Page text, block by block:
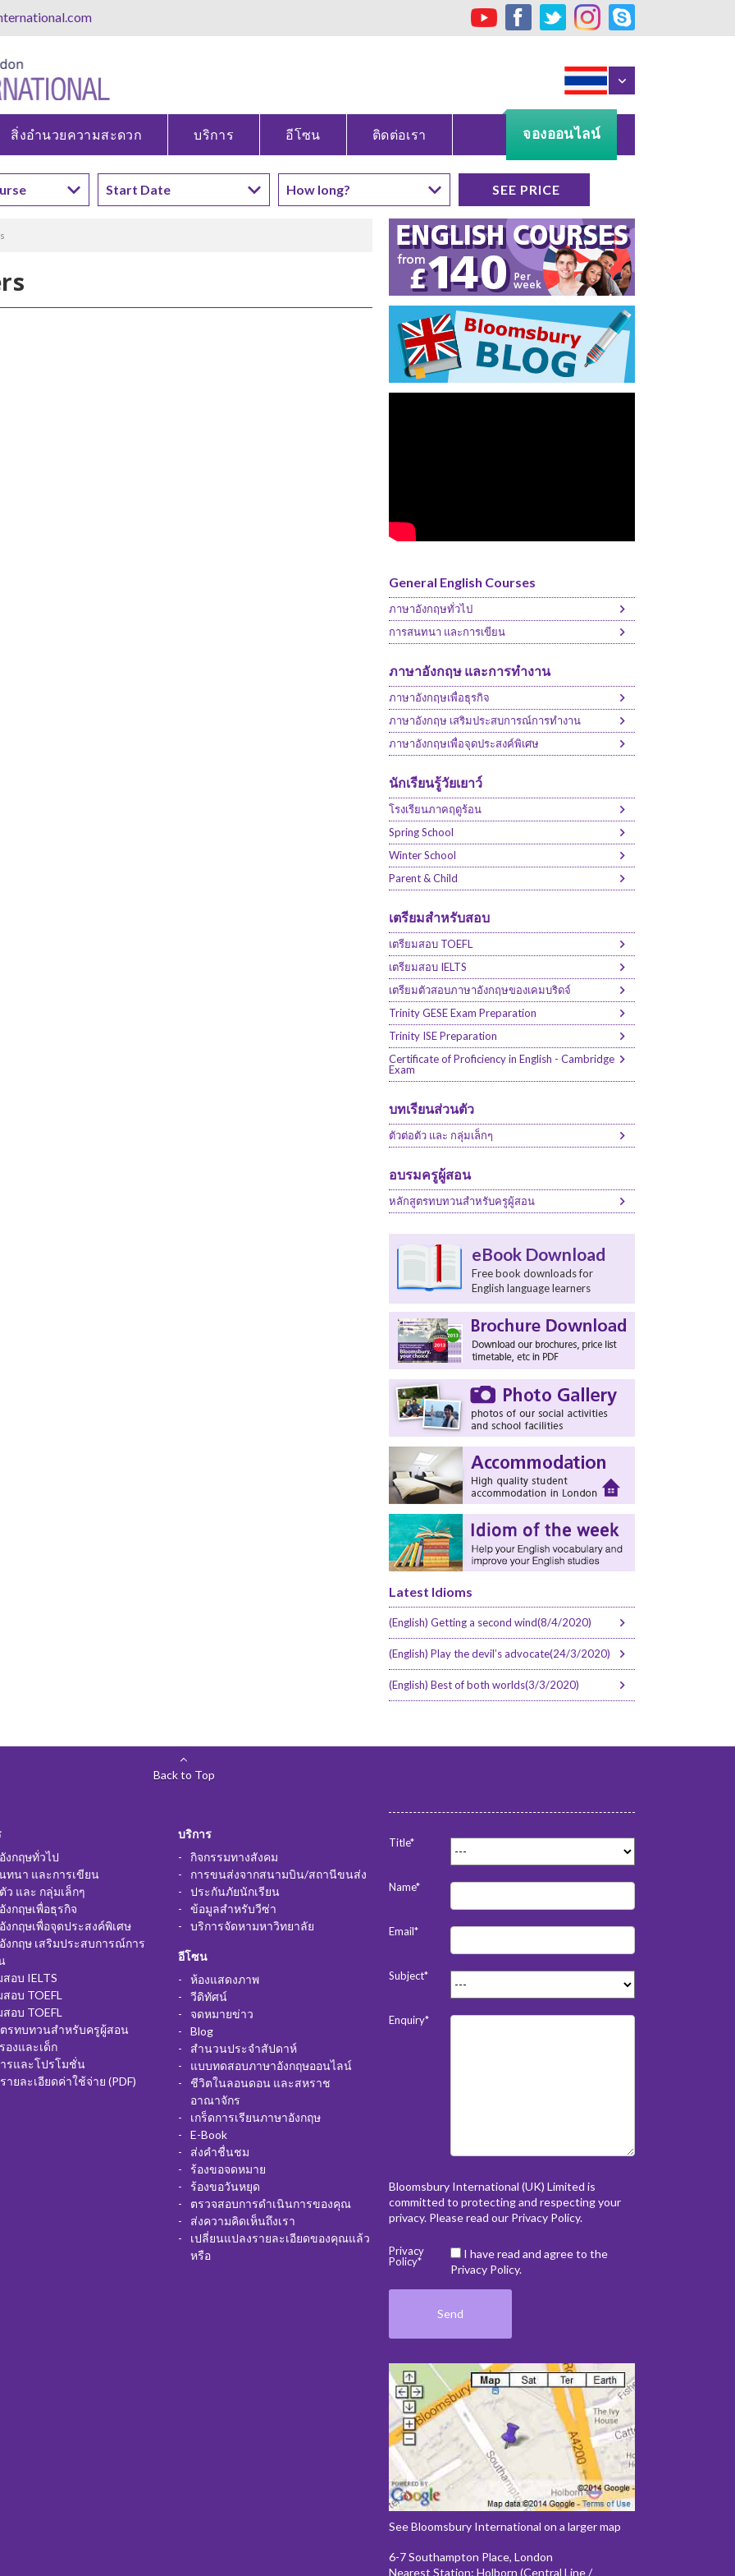
สิ่งอำนวยความสะดวก บริการ อีโซน ติดต่อเรา จองออนไลน์
General English Courses
ภาษาอังกฤษทั่วไป
การสนทนา และการเขียน
ภาษาอังกฤษ และการทำงาน
ภาษาอังกฤษเพื่อธุรกิจ
ภาษาอังกฤษ เสริมประสบการณ์การทำงาน
ภาษาอังกฤษเพื่อจุดประสงค์พิเศษ
นักเรียนรู้วัยเยาว์
โรงเรียนภาคฤดูร้อน
Spring School
Winter School
Parent & Child
เตรียมสำหรับสอบ
เตรียมสอบ TOEFL
เตรียมสอบ IELTS
เตรียมตัวสอบภาษาอังกฤษของเคมบริดจ์
Trinity GESE Exam Preparation
Trinity ISE Preparation
Certificate of Proficiency in English - Cambridge
Exam
บทเรียนส่วนตัว
ตัวต่อตัว และ กลุ่มเล็กๆ
อบรมครูผู้สอน
หลักสูตรทบทวนสำหรับครูผู้สอน
eBook Download
Free book downloads for
English language learners
Latest Idioms
(English) Getting a second wind(8/4/2020)
(English) Play the devil’s advocate(24/3/2020)
(English) Best of both worlds(3/3/2020)
Back to Top
งกฤษทั่วไป
ทนา และการเขียน
ว และ กลุ่มเล็กๆ
งกฤษเพื่อธุรกิจ
งกฤษเพื่อจุดประสงค์พิเศษ
งกฤษ เสริมประสบการณ์การ
สอบ IELTS
อบ TOEFL
อบ TOEFL
รทบทวนสำหรับครูผู้สอน
องและเด็ก
รและโปรโมชั่น
ายละเอียดค่าใช้จ่าย (PDF)
บริการ
กิจกรรมทางสังคม
การขนส่งจากสนามบิน/สถานีขนส่ง
ประกันภัยนักเรียน
ข้อมูลสำหรับวีซ่า
บริการจัดหามหาวิทยาลัย
อีโซน
ห้องแสดงภาพ
วีดิทัศน์
จดหมายข่าว
Blog
สำนวนประจำสัปดาห์
แบบทดสอบภาษาอังกฤษออนไลน์
ชีวิตในลอนดอน และสหราช
อาณาจักร
เกร็ดการเรียนภาษาอังกฤษ
E-Book
ส่งคำชื่นชม
ร้องขอจดหมาย
ร้องขอวันหยุด
ตรวจสอบการดำเนินการของคุณ
ส่งความคิดเห็นถึงเรา
เปลี่ยนแปลงรายละเอียดของคุณแล้ว
หรือ
Title*
Name*
Email*
Subject*
Enquiry*
Bloomsbury International (UK) Limited is
committed to protecting and respecting your
privacy. Please read our Privacy Policy.
Privacy
Policy*
I have read and agree to the
Privacy Policy.
See Bloomsbury International on a larger map
6-7 Southampton Place, London
Nearest Station: Holborn (Central Line /